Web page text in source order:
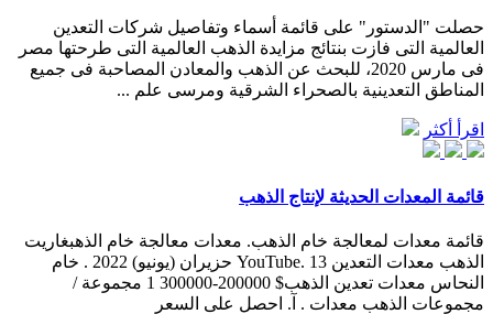
حصلت "الدستور" على قائمة أسماء وتفاصيل شركات التعدين
العالمية التى فازت بنتائج مزايدة الذهب العالمية التى طرحتها مصر
فى مارس 2020، للبحث عن الذهب والمعادن المصاحبة فى جميع
المناطق التعدينية بالصحراء الشرقية ومرسى علم ...
اقرأ أكثر
قائمة المعدات الحديثة لإنتاج الذهب
قائمة معدات لمعالجة خام الذهب. معدات معالجة خام الذهبغاريت
الذهب معدات التعدين YouTube. 13 حزيران (يونيو) 2022 . خام
النحاس معدات تعدين الذهب$ 200000-300000 1 مجموعة /
مجموعات الذهب معدات . آ. احصل على السعر